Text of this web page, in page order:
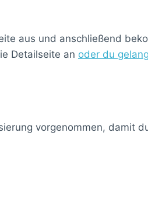
aus und anschließend
Detailseite an oder du
vorgenommen, damit